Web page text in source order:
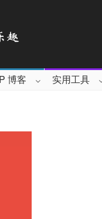
博客 实用工具